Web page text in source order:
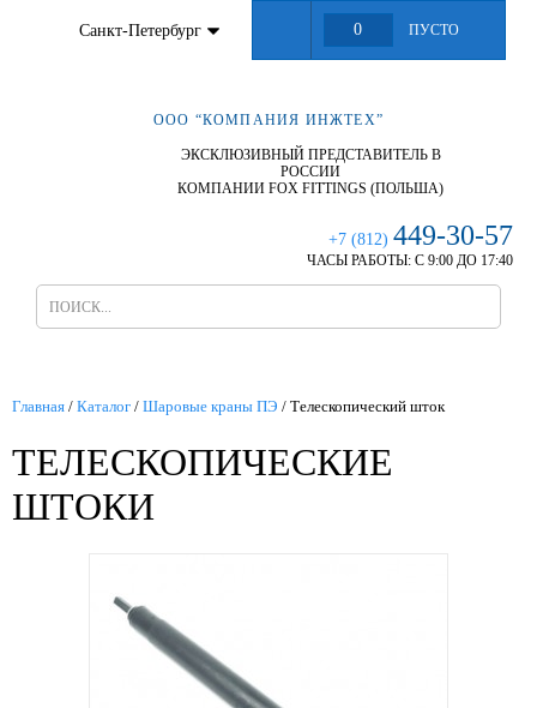
Санкт-Петербург 0 ПУСТО
ООО “КОМПАНИЯ ИНЖТЕХ”
ЭКСКЛЮЗИВНЫЙ ПРЕДСТАВИТЕЛЬ В
РОССИИ
КОМПАНИИ FOX FITTINGS (ПОЛЬША)
+7 (812) 449-30-57
ЧАСЫ РАБОТЫ: С 9:00 ДО 17:40
Главная / Каталог / Шаровые краны ПЭ / Телескопический шток
ТЕЛЕСКОПИЧЕСКИЕ
ШТОКИ